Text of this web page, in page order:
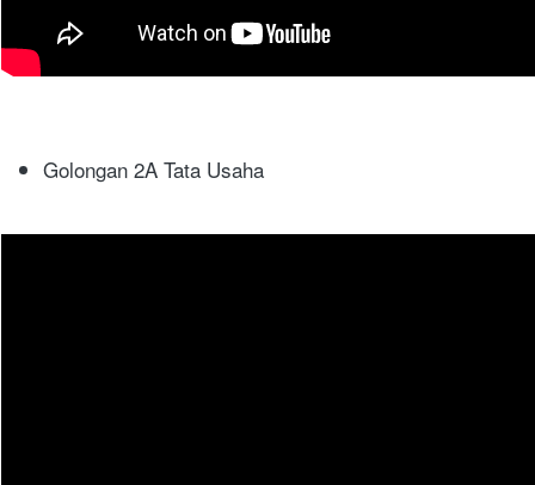
Golongan 2A Tata Usaha